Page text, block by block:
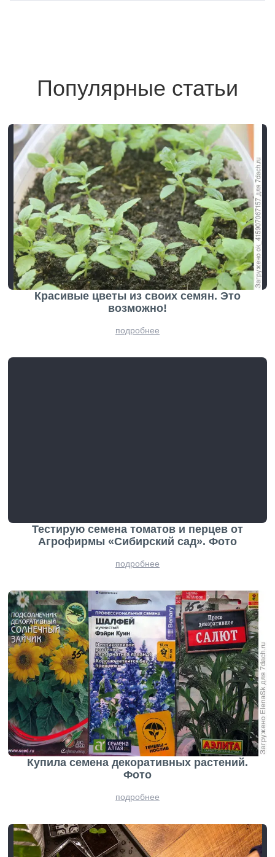
Популярные статьи
Красивые цветы из своих семян. Это
возможно!
подробнее
Тестирую семена томатов и перцев от
Агрофирмы «Сибирский сад». Фото
подробнее
Купила семена декоративных растений.
Фото
подробнее